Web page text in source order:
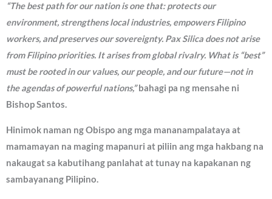
“The best path for our nation is one that: protects our
environment, strengthens local industries, empowers Filipino
workers, and preserves our sovereignty. Pax Silica does not arise
from Filipino priorities. It arises from global rivalry. What is “best”
must be rooted in our values, our people, and our future—not in
the agendas of powerful nations,”bahagi pa ng mensahe ni
Bishop Santos.
Hinimok naman ng Obispo ang mga mananampalataya at
mamamayan na maging mapanuri at piliin ang mga hakbang na
nakaugat sa kabutihang panlahat at tunay na kapakanan ng
sambayanang Pilipino.